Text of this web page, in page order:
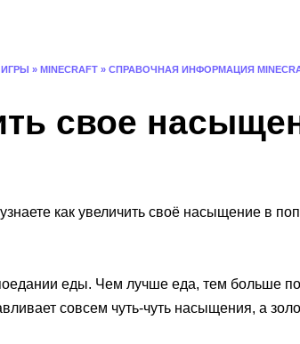
» MINECRAFT » СПРАВОЧНАЯ ИНФОРМАЦИЯ
свое
как увеличить своё насыщение в
еды. Чем лучше еда, тем больше
совсем чуть-чуть насыщения, а